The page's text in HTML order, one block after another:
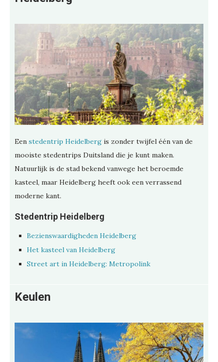
Een stedentrip Heidelberg is zonder twijfel één van de
mooiste stedentrips Duitsland die je kunt maken.
Natuurlijk is de stad bekend vanwege het beroemde
kasteel, maar Heidelberg heeft ook een verrassend
moderne kant.
Stedentrip Heidelberg
Bezienswaardigheden Heidelberg
Het kasteel van Heidelberg
Street art in Heidelberg: Metropolink
Keulen